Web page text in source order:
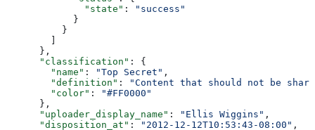
              "state"
:
"success"
            }
          }
        ]
      },
      "classification"
: {
        "name"
: "Top Secret" ,
        "definition"
:
"Content that should not be
        "color"
:
"#FF0000"
      },
      "uploader_display_name"
: "Ellis Wiggins" ,
      "disposition_at"
: "2012-12-12T10:53:43-08:00" ,